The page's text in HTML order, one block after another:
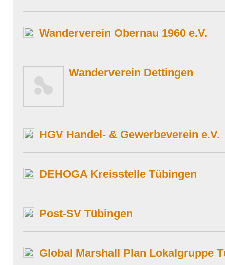
Wanderverein Obernau 1960 e.V.
Wanderverein Dettingen
HGV Handel- & Gewerbeverein e.V.
DEHOGA Kreisstelle Tübingen
Post-SV Tübingen
Global Marshall Plan Lokalgruppe